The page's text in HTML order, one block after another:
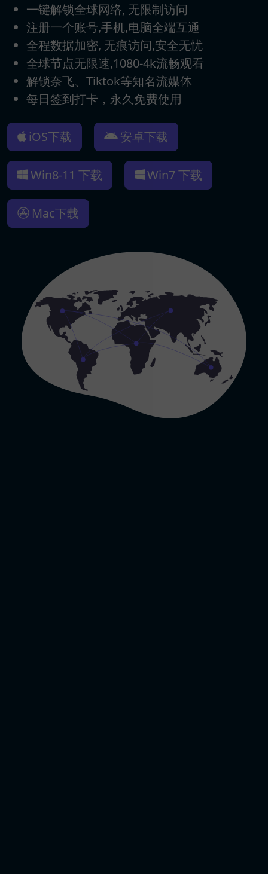
一键解锁全球网络, 无限制访问
注册一个账号,手机,电脑全端互通
全程数据加密, 无痕访问,安全无忧
全球节点无限速,1080-4k流畅观看
解锁奈飞、Tiktok等知名流媒体
每日签到打卡，永久免费使用
iOS下载 安卓下载
Win8-11 下载 Win7 下载
Mac下载